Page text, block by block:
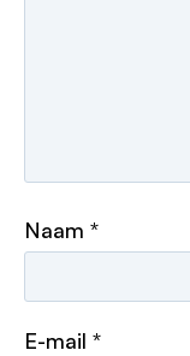
Naam *
E-mail *